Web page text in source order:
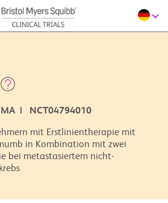
| NCT04794010
mit Erstlinientherapie mit
in Kombination mit zwei
bei metastasiertem nicht-